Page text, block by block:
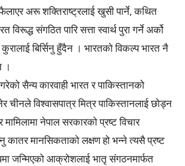
फैलाएर अरू शक्तिराष्ट्रलाई खुसी पार्ने, कथित
विरूद्ध संगठित पारि सत्ता स्वार्थ पुरा गर्ने अर्को
बिर्सिनु हुँदैन । भारतको विकल्प भारत नै
।
सैन्य कारवाही भारत र पाकिस्तानको
चीनले विश्वासपात्र मित्र पाकिस्तानलाई छोड्न
नेपाल सरकारको प्रष्ट विचार
कातर मानसिकताको लक्षण हो भन्ने त्यसै प्रष्ट
जन्मिएको आक्रोशलाई भातृ संगठनमार्फत